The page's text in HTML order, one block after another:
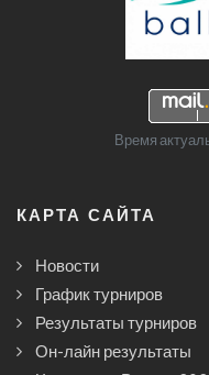
Время
КАРТА САЙТА
Новости
График турниров
Результаты турниров
Он-лайн результаты